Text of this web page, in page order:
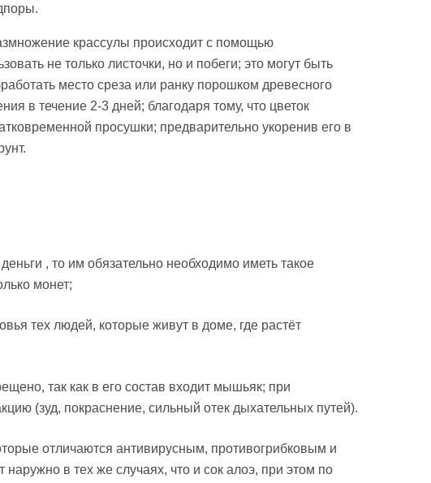
крассулы происходит с помощью
не только листочки, но и побеги; это могут быть
место среза или ранку порошком древесного
в течение 2-3 дней; благодаря тому, что цветок
просушки; предварительно укоренив его в
, то им обязательно необходимо иметь такое
монет;
тех людей, которые живут в доме, где растёт
так как в его состав входит мышьяк; при
(зуд, покраснение, сильный отек дыхательных путей).
отличаются антивирусным, противогрибковым и
в тех же случаях, что и сок алоэ, при этом по